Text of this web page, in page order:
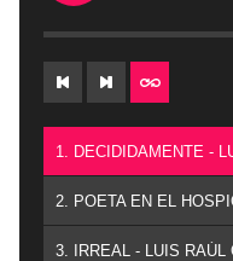
1. DECIDIDAMENTE -
2. POETA EN EL
3. IRREAL - LUIS RAÚL